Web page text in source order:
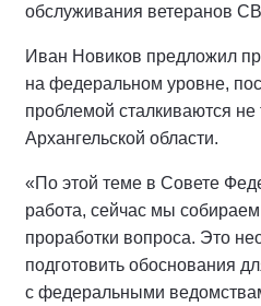
обслуживания ветеранов
Иван Новиков предложил
на федеральном уровне,
проблемой сталкиваются не
Архангельской области.
«По этой теме в Совете
работа, сейчас мы
проработки вопроса. Это
подготовить обоснования
с федеральными